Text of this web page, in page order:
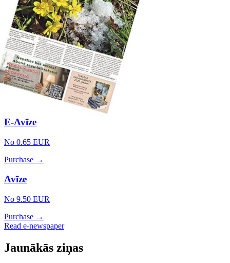
E-Avīze
No 0.65 EUR
Purchase →
Avīze
No 9.50 EUR
Purchase →
Read e-newspaper
Jaunākās ziņas